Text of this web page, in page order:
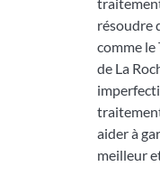
résoudre
comme
de La
aider à
meilleur